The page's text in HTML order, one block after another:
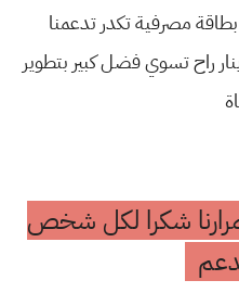
مصرفية تكدر تدعمنا
حته لو بـ 1 الف دينار راح تسوي فضل كبير بتطوير
شكرا لكل شخص